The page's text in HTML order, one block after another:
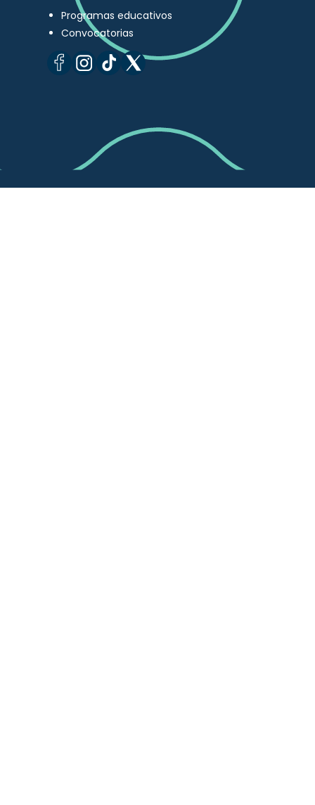
Programas educativos
Convocatorias